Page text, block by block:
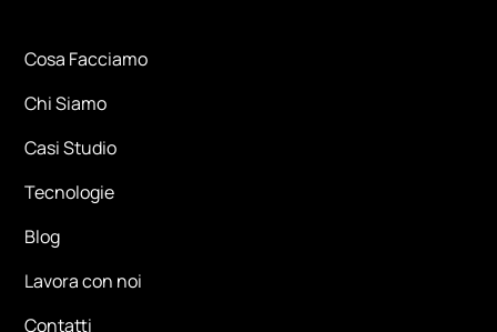
Cosa Facciamo
Chi Siamo
Casi Studio
Tecnologie
Blog
Lavora con noi
Contatti